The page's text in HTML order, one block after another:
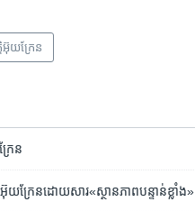
អ៊ុយក្រែន
ែន
អ៊ុយក្រែន​ដោយសារ​«ស្ថានភាព​បន្ទាន់​ខ្លាំង»